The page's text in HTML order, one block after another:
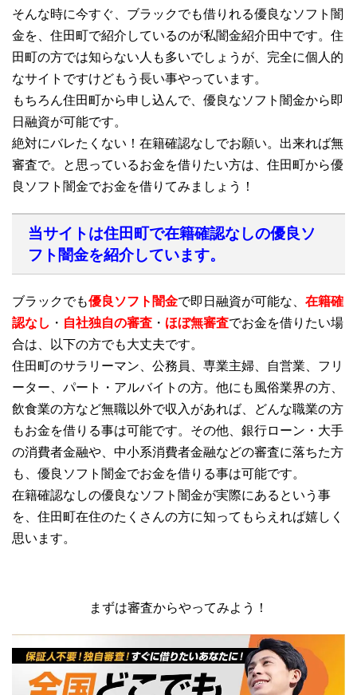
そんな時に今すぐ、ブラックでも借りれる優良なソフト闇
金を、住田町で紹介しているのが私闇金紹介田中です。住
田町の方では知らない人も多いでしょうが、完全に個人的
なサイトですけどもう長い事やっています。
もちろん住田町から申し込んで、優良なソフト闇金から即
日融資が可能です。
絶対にバレたくない！在籍確認なしでお願い。出来れば無
審査で。と思っているお金を借りたい方は、住田町から優
良ソフト闇金でお金を借りてみましょう！
当サイトは住田町で在籍確認なしの優良ソ
フト闇金を紹介しています。
ブラックでも優良ソフト闇金で即日融資が可能な、 在籍確
認なし ・ 自社独自の審査 ・ ほぼ無審査でお金を借りたい場
合は、以下の方でも大丈夫です。
住田町のサラリーマン、公務員、専業主婦、自営業、フリ
ーター、パート・アルバイトの方。他にも風俗業界の方、
飲食業の方など無職以外で収入があれば、どんな職業の方
もお金を借りる事は可能です。その他、銀行ローン・大手
の消費者金融や、中小系消費者金融などの審査に落ちた方
も、優良ソフト闇金でお金を借りる事は可能です。
在籍確認なしの優良なソフト闇金が実際にあるという事
を、住田町在住のたくさんの方に知ってもらえれば嬉しく
思います。
まずは審査からやってみよう！